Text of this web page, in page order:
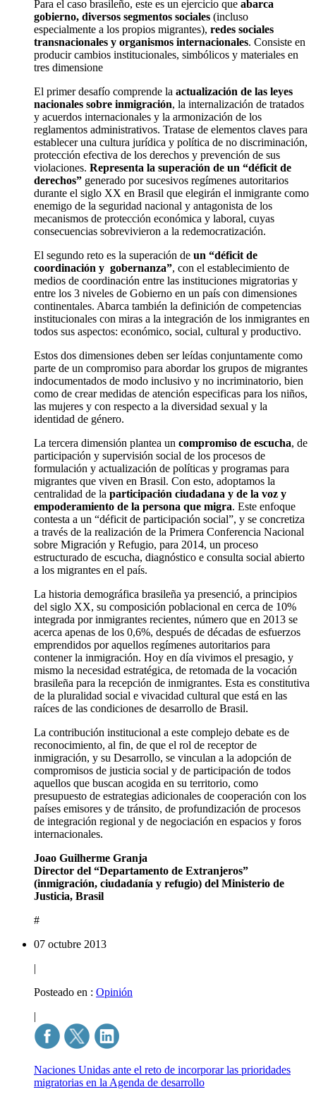
Para el caso brasileño, este es un ejercicio que abarca
gobierno, diversos segmentos sociales (incluso
especialmente a los propios migrantes), redes sociales
transnacionales y organismos internacionales. Consiste en
producir cambios institucionales, simbólicos y materiales en
tres dimensione
El primer desafío comprende la actualización de las leyes
nacionales sobre inmigración, la internalización de tratados
y acuerdos internacionales y la armonización de los
reglamentos administrativos. Tratase de elementos claves para
establecer una cultura jurídica y política de no discriminación,
protección efectiva de los derechos y prevención de sus
violaciones. Representa la superación de un “déficit de
derechos” generado por sucesivos regímenes autoritarios
durante el siglo XX en Brasil que elegirán el inmigrante como
enemigo de la seguridad nacional y antagonista de los
mecanismos de protección económica y laboral, cuyas
consecuencias sobrevivieron a la redemocratización.
El segundo reto es la superación de un “déficit de
coordinación y gobernanza”, con el establecimiento de
medios de coordinación entre las instituciones migratorias y
entre los 3 niveles de Gobierno en un país con dimensiones
continentales. Abarca también la definición de competencias
institucionales con miras a la integración de los inmigrantes en
todos sus aspectos: económico, social, cultural y productivo.
Estos dos dimensiones deben ser leídas conjuntamente como
parte de un compromiso para abordar los grupos de migrantes
indocumentados de modo inclusivo y no incriminatorio, bien
como de crear medidas de atención especificas para los niños,
las mujeres y con respecto a la diversidad sexual y la
identidad de género.
La tercera dimensión plantea un compromiso de escucha, de
participación y supervisión social de los procesos de
formulación y actualización de políticas y programas para
migrantes que viven en Brasil. Con esto, adoptamos la
centralidad de la participación ciudadana y de la voz y
empoderamiento de la persona que migra. Este enfoque
contesta a un “déficit de participación social”, y se concretiza
a través de la realización de la Primera Conferencia Nacional
sobre Migración y Refugio, para 2014, un proceso
estructurado de escucha, diagnóstico e consulta social abierto
a los migrantes en el país.
La historia demográfica brasileña ya presenció, a principios
del siglo XX, su composición poblacional en cerca de 10%
integrada por inmigrantes recientes, número que en 2013 se
acerca apenas de los 0,6%, después de décadas de esfuerzos
emprendidos por aquellos regímenes autoritarios para
contener la inmigración. Hoy en día vivimos el presagio, y
mismo la necesidad estratégica, de retomada de la vocación
brasileña para la recepción de inmigrantes. Esta es constitutiva
de la pluralidad social e vivacidad cultural que está en las
raíces de las condiciones de desarrollo de Brasil.
La contribución institucional a este complejo debate es de
reconocimiento, al fin, de que el rol de receptor de
inmigración, y su Desarrollo, se vinculan a la adopción de
compromisos de justicia social y de participación de todos
aquellos que buscan acogida en su territorio, como
presupuesto de estrategias adicionales de cooperación con los
países emisores y de tránsito, de profundización de procesos
de integración regional y de negociación en espacios y foros
internacionales.
Joao Guilherme Granja
Director del “Departamento de Extranjeros”
(inmigración, ciudadanía y refugio) del Ministerio de
Justicia, Brasil
#
07 octubre 2013
|
Posteado en : Opinión
|
Naciones Unidas ante el reto de incorporar las prioridades
migratorias en la Agenda de desarrollo